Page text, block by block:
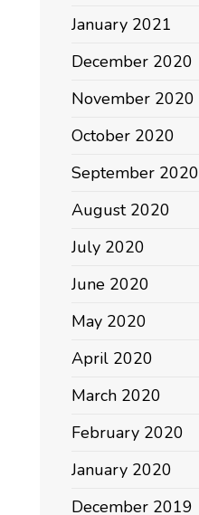
January 2021
December 2020
November 2020
October 2020
September 2020
August 2020
July 2020
June 2020
May 2020
April 2020
March 2020
February 2020
January 2020
December 2019